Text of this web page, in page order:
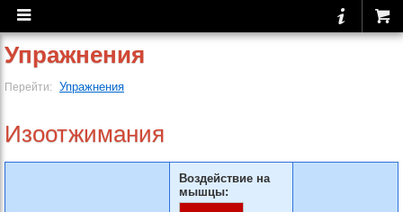
Упражнения
Перейти: Упражнения
Изоотжимания
Воздействие на
мышцы: